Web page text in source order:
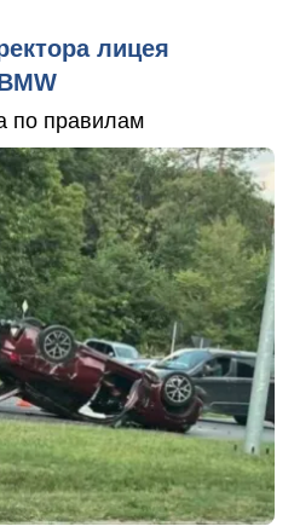
лицея
по правилам